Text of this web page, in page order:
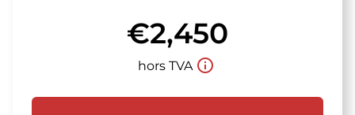
€2,450
hors TVA info_outline